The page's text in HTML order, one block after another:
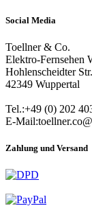
Social Media
Toellner & Co.
Elektro-Fernsehen
Hohlenscheidter
42349 Wuppertal
Tel.:+49 (0) 202
E-
Zahlung und Versand